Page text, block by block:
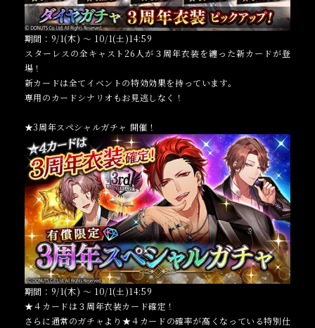
期間：9/1(木) ～ 10/1(土)14:59
スターレスの全キャスト26人が３周年衣装を纏った新カードが登
場！
新カードは全てイベントの特効効果を持っています。
専用のカードシナリオもお見逃しなく！
★3周年スペシャルガチャ 開催！
期間：9/1(木) ～ 10/1(土)14:59
★４カードは３周年衣装カード確定！
さらに通常のガチャより★４カードの確率が高くなっている特別仕